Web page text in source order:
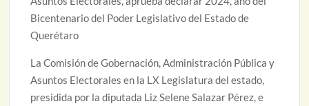
Bicentenario del Poder Legislativo del Estado de
Querétaro
La Comisión de Gobernación, Administración Pública y
Asuntos Electorales en la LX Legislatura del estado,
presidida por la diputada Liz Selene Salazar Pérez, e